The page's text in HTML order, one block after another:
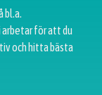
bl.a.
för att du
och hitta bästa